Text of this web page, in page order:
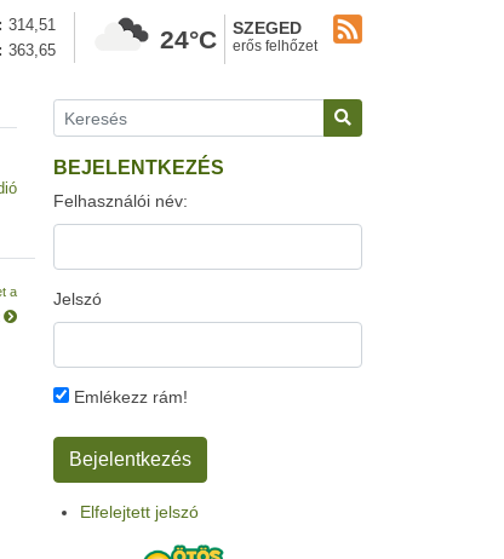
314,51
363,65 24°C SZEGED
erős felhőzet
a
BEJELENTKEZÉS
Felhasználói név:
Jelszó
Emlékezz rám!
Elfelejtett jelszó